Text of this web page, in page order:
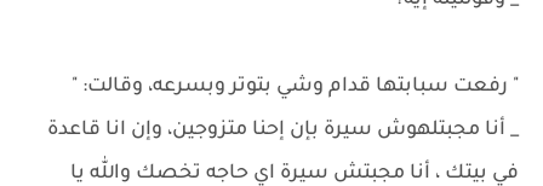
" رفعت سبابتها قدام وشي بتوتر وبسرعه، وقالت: "
_ أنا مجبتلهوش سيرة بإن إحنا متزوجين، وإن انا قاعدة
في بيتك ، أنا مجبتش سيرة اي حاجه تخصك والله يا